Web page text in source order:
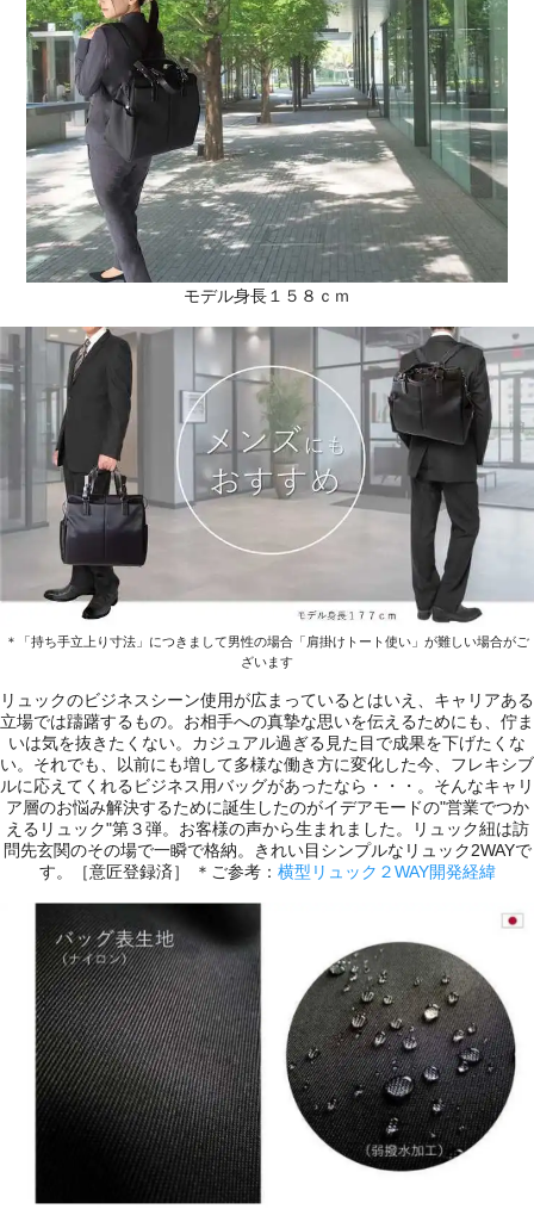
モデル身長１５８ｃｍ
＊「持ち手立上り寸法」につきまして男性の場合「肩掛けトート使い」が難しい場合がご
ざいます
リュックのビジネスシーン使用が広まっているとはいえ、キャリアある
立場では躊躇するもの。お相手への真摯な思いを伝えるためにも、佇ま
いは気を抜きたくない。カジュアル過ぎる見た目で成果を下げたくな
い。それでも、以前にも増して多様な働き方に変化した今、フレキシブ
ルに応えてくれるビジネス用バッグがあったなら・・・。そんなキャリ
ア層のお悩み解決するために誕生したのがイデアモードの"営業でつか
えるリュック"第３弾。お客様の声から生まれました。リュック紐は訪
問先玄関のその場で一瞬で格納。きれい目シンプルなリュック2WAYで
す。［意匠登録済］ ＊ご参考： 横型リュック２WAY開発経緯